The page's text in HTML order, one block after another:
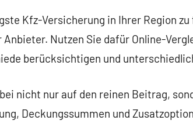
Kfz-Versicherung in Ihrer Region
Nutzen Sie dafür Online-
berücksichtigen und
nicht nur auf den reinen Beitrag,
Deckungssummen und